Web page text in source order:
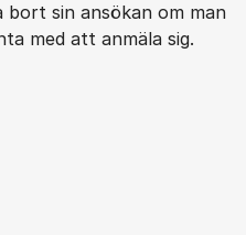
bort sin ansökan om man
med att anmäla sig.